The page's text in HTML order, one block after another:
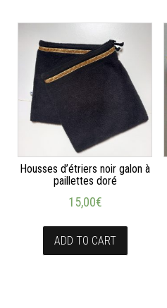
Housses d’étriers noir galon à
paillettes doré
15,00€
ADD TO CART